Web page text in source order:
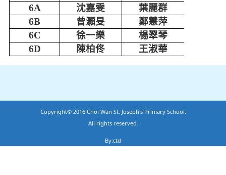
6A
沈嘉雯
葉麗群
6B
曾灝旻
鄭慧萍
6C
徐一樂
楊翠琴
6D
陳柏佟 王淑華
Copyright© 2016 Choi Wan St. Joseph's Primary School.
All rights reserved.
By:ctd